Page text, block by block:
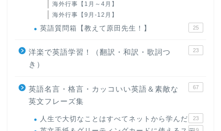
海外行事【1月～4月】
海外行事【9月-12月】
英語質問箱【教えて原田先生！】 25
洋楽で英語学習！（翻訳・和訳・歌詞つ
き）
23
英語名言・格言・カッコいい英語＆素敵な
英文フレーズ集
67
人生で大切なことはすべてネットから学んだ 23